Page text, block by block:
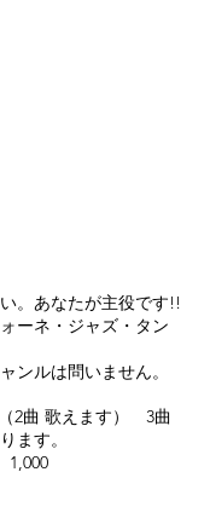
。あなたが主役です!!
ーネ・ジャズ・タン
ンルは問いません。
2曲 歌えます） 3曲
ります。
1,000